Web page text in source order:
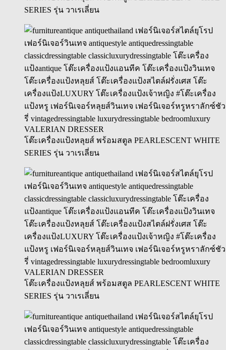
SERIES รุ่น วาเรเลี่ยน
VALERIAN DRESSER
โต๊ะเครื่องแป้งหลุยส์ พร้อมสตูล PEARLESCENT WHITE
SERIES รุ่น วาเรเลี่ยน
VALERIAN DRESSER
โต๊ะเครื่องแป้งหลุยส์ พร้อมสตูล PEARLESCENT WHITE
SERIES รุ่น วาเรเลี่ยน